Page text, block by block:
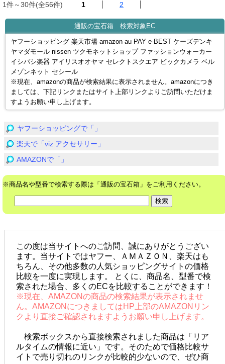
1件～30件(全56件) 1 2
通販の宝石箱 検索対象EC
ヤフーショッピング 楽天市場 amazon au PAY e-BEST ケーズデンキ
ヤマダモール nissen ツクモネットショップ ファッションウォーカー
イシバシ楽器 アイリスオオヤマ セレクトスクエア ビックカメラ ベル
メゾンネット セシール
※現在、amazonの商品が検索結果に表示されません。amazonにつき
ましては、下記リンクまたはサイト上部リンクよりご訪問いただけま
すようお願い申し上げます。
ヤフーショッピングで「」
楽天で「viz アクセサリー」
AMAZONで「」
※商品名や型番で検索する際は「通販の宝石箱」をご利用ください。
この度は当サイトへのご訪問、誠にありがとうござい
ます。当サイトではヤフー、ＡＭＡＺＯＮ、楽天はも
ちろん、その他多数の人気ショッピングサイトの価格
比較を一度に実現します。 とくに、商品名、型番で検
索された場合、多くのECを比較することができます！
※現在、AMAZONの商品の検索結果が表示されませ
ん。AMAZONにつきましてはHP上部のAMAZONリン
クより直接ご確認されますようお願い申し上げます。
検索ボックスから直接検索されました商品は「リア
ルタイムの情報に近い」です。そのためで価格比較サ
イトで売り切れのリンクが比較的少ないので、ぜひ商